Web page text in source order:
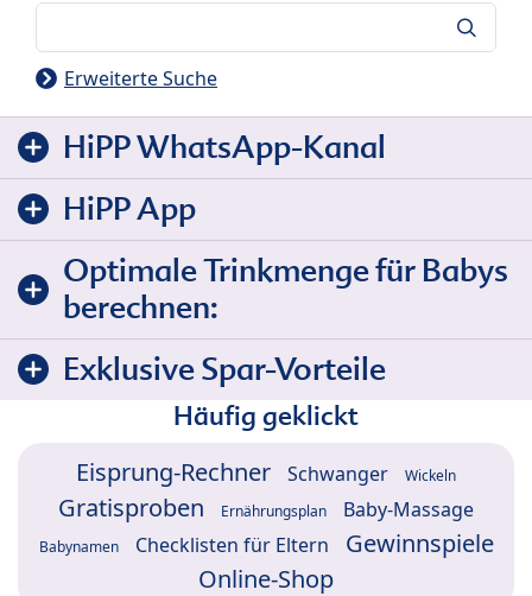
Erweiterte Suche
HiPP WhatsApp-Kanal
HiPP App
Optimale Trinkmenge für Babys
berechnen:
Exklusive Spar-Vorteile
Häufig geklickt
Eisprung-Rechner Schwanger Wickeln
Gratisproben Ernährungsplan Baby-Massage
Babynamen Checklisten für Eltern
Gewinnspiele
Online-Shop